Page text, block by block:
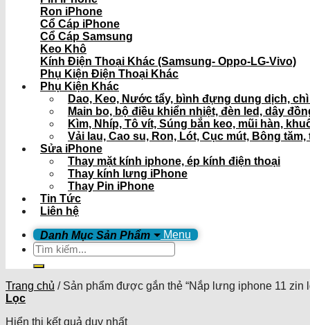
Ron iPhone
Cổ Cáp iPhone
Cổ Cáp Samsung
Keo Khô
Kính Điện Thoại Khác (Samsung- Oppo-LG-Vivo)
Phụ Kiện Điện Thoại Khác
Phụ Kiện Khác
Dao, Keo, Nước tẩy, bình đựng dung dịch,
Main bo, bộ điều khiển nhiệt, đèn led, dây
Kìm, Nhíp, Tô vít, Súng bắn keo, mũi hàn,
Vải lau, Cao su, Ron, Lót, Cục mút, Bông tăm,
Sửa iPhone
Thay mặt kính iphone, ép kính điện thoại
Thay kính lưng iPhone
Thay Pin iPhone
Tin Tức
Liên hệ
Menu
Tìm
kiếm:
Trang chủ /Sản phẩm được gắn thẻ “Nắp lưng iphone 11 zin
Lọc
Hiển thị kết quả duy nhất